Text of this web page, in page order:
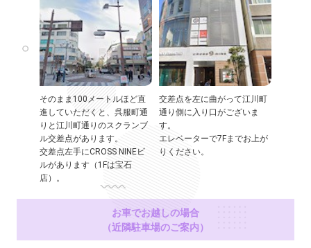
そのまま100メートルほど直
進していただくと、呉服町通
りと江川町通りのスクランブ
ル交差点があります。
交差点左手にCROSS NINEビ
ルがあります（1Fは宝石
店）。
交差点を左に曲がって江川町
通り側に入り口がございま
す。
エレベーターで7Fまでお上が
りください。
お車でお越しの場合
（近隣駐車場のご案内）